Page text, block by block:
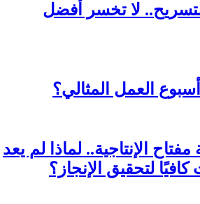
لا تخسر أفضل
العمل المثالي؟
مفتاح الإنتاجية.. لماذا لم يعد
لتحقيق الإنجاز؟